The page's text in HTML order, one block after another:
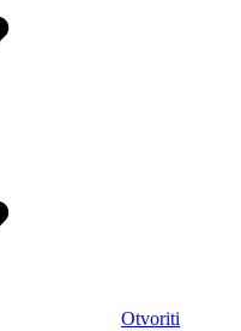
Otvoriti